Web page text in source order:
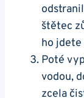
štětec
ho
Poté
vodou,
zcela